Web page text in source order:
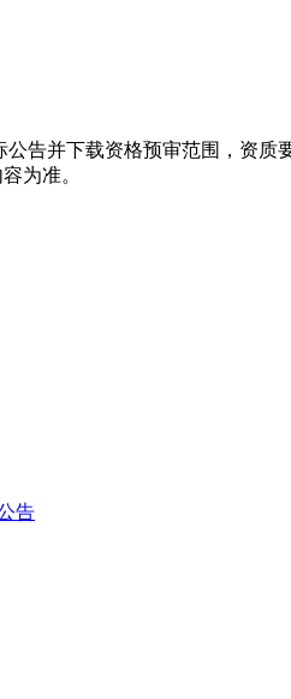
告并下载资格预审范围，资质
为准。
告